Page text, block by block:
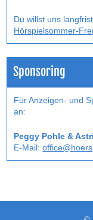
Du willst uns
Hörspielsommer-
Sponsoring
Für Anzeigen- und
an:
Peggy Pohle &
E-Mail: